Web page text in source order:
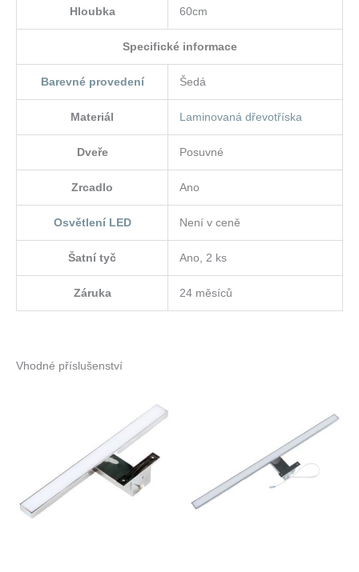
Hloubka 60cm
Specifické informace
Barevné provedení Šedá
Materiál Laminovaná dřevotříska
Dveře Posuvné
Zrcadlo Ano
Osvětlení LED Není v ceně
Šatní tyč Ano, 2 ks
Záruka 24 měsíců
Vhodné příslušenství